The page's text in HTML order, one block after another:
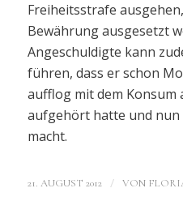
Freiheitsstrafe
Bewährung ausgesetzt
Angeschuldigte kann
führen, dass er schon
aufflog mit dem Konsum
aufgehört hatte und
macht.
21. AUGUST 2012 / VON